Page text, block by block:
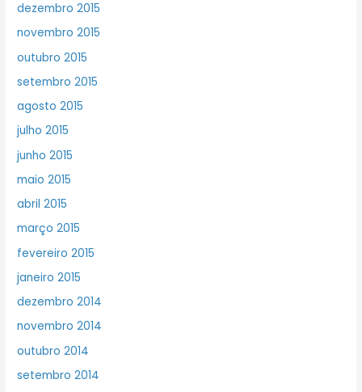
dezembro 2015
novembro 2015
outubro 2015
setembro 2015
agosto 2015
julho 2015
junho 2015
maio 2015
abril 2015
março 2015
fevereiro 2015
janeiro 2015
dezembro 2014
novembro 2014
outubro 2014
setembro 2014